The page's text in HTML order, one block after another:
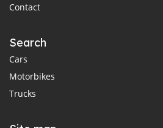
Contact
Search
Cars
Motorbikes
Trucks